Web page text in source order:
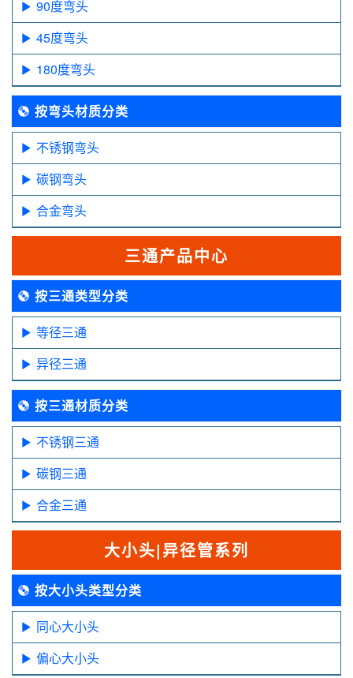
90度弯头
45度弯头
180度弯头
按弯头材质分类
不锈钢弯头
碳钢弯头
合金弯头
三通产品中心
按三通类型分类
等径三通
异径三通
按三通材质分类
不锈钢三通
碳钢三通
合金三通
大小头|异径管系列
按大小头类型分类
同心大小头
偏心大小头